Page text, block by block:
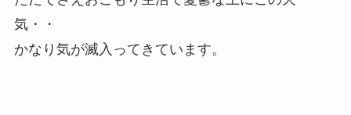
気・・
かなり気が滅入ってきています。